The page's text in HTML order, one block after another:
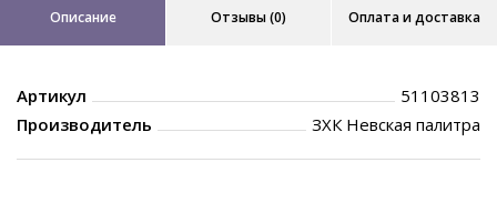
Описание Отзывы (0) Оплата и доставка
Артикул
51103813
Производитель
ЗХК Невская палитра